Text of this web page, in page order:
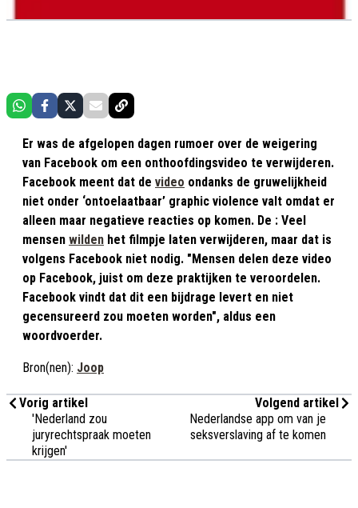
Er was de afgelopen dagen rumoer over de weigering
van Facebook om een onthoofdingsvideo te verwijderen.
Facebook meent dat de video ondanks de gruwelijkheid
niet onder ‘ontoelaatbaar’ graphic violence valt omdat er
alleen maar negatieve reacties op komen. De : Veel
mensen wilden het filmpje laten verwijderen, maar dat is
volgens Facebook niet nodig. "Mensen delen deze video
op Facebook, juist om deze praktijken te veroordelen.
Facebook vindt dat dit een bijdrage levert en niet
gecensureerd zou moeten worden", aldus een
woordvoerder.
Bron(nen): Joop
Vorig artikel
'Nederland zou
juryrechtspraak moeten
krijgen'
Volgend artikel
Nederlandse app om van je
seksverslaving af te komen